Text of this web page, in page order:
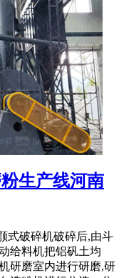
生产线河南
式破碎机破碎后,由斗
给料机把铝矾土均
研磨室内进行研磨,研